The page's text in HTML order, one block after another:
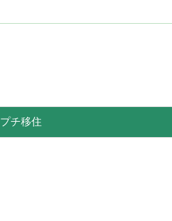
プチ移住